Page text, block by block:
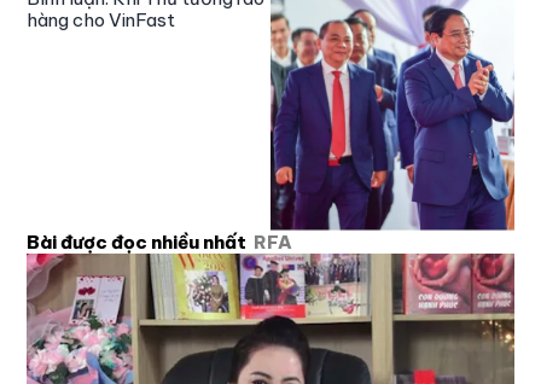
hàng cho VinFast
Bài được đọc nhiều nhất RFA